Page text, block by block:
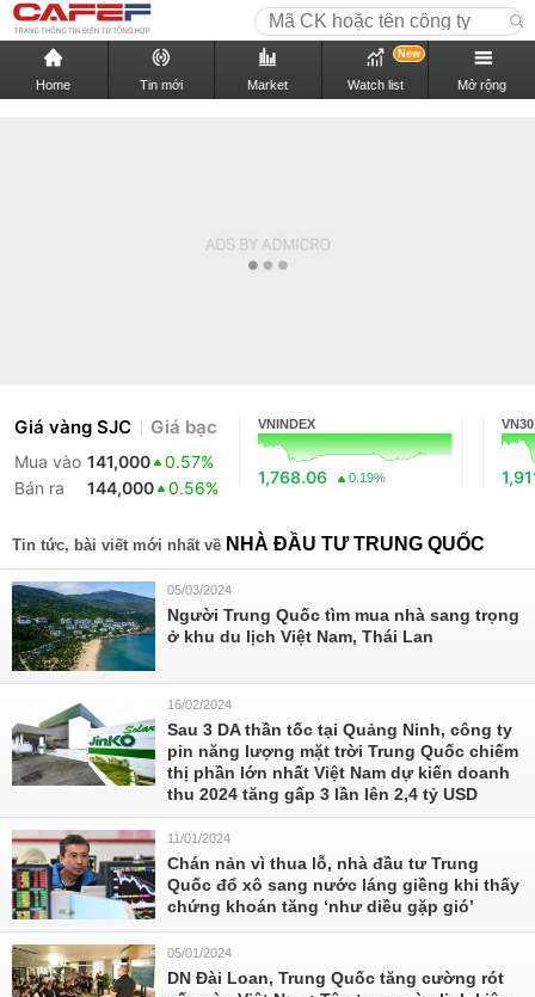
Home Tin mới Market Watch list
New
Mở rộng
Giá vàng SJC Giá bạc
Mua vào 141,000
0.57%
Bán ra
144,000 0.56%
VNINDEX
1,768.06 0.19%
VN30
Tin tức, bài viết mới nhất về NHÀ ĐẦU TƯ TRUNG QUỐC
05/03/2024
Người Trung Quốc tìm mua nhà sang trọng
ở khu du lịch Việt Nam, Thái Lan
16/02/2024
Sau 3 DA thần tốc tại Quảng Ninh, công ty
pin năng lượng mặt trời Trung Quốc chiếm
thị phần lớn nhất Việt Nam dự kiến doanh
thu 2024 tăng gấp 3 lần lên 2,4 tỷ USD
11/01/2024
Chán nản vì thua lỗ, nhà đầu tư Trung
Quốc đổ xô sang nước láng giềng khi thấy
chứng khoán tăng ‘như diều gặp gió’
05/01/2024
DN Đài Loan, Trung Quốc tăng cường rót